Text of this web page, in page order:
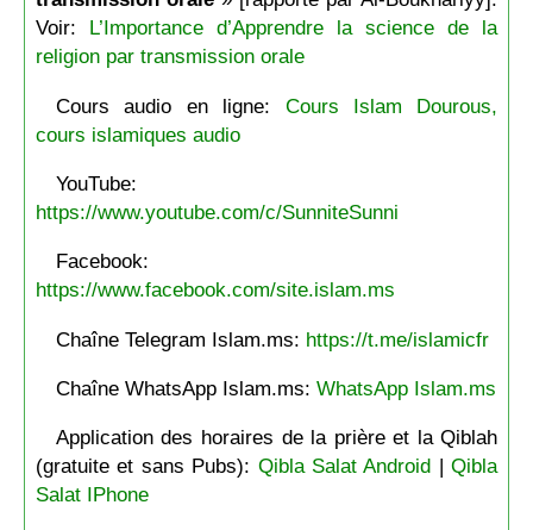
Voir: L’Importance d’Apprendre la science de la
religion par transmission orale
Cours audio en ligne: Cours Islam Dourous,
cours islamiques audio
YouTube:
https://www.youtube.com/c/SunniteSunni
Facebook:
https://www.facebook.com/site.islam.ms
Chaîne Telegram Islam.ms: https://t.me/islamicfr
Chaîne WhatsApp Islam.ms: WhatsApp Islam.ms
Application des horaires de la prière et la Qiblah
(gratuite et sans Pubs): Qibla Salat Android |Qibla
Salat IPhone